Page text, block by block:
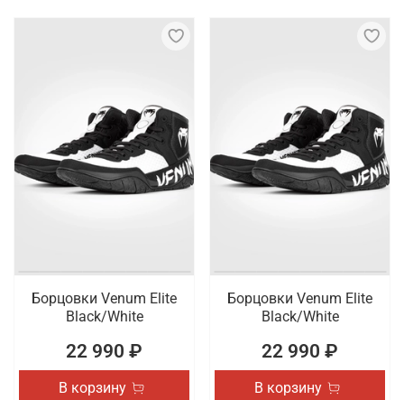
Борцовки Venum Elite
Black/White
22 990 ₽
В корзину
Борцовки Venum Elite
Black/White
22 990 ₽
В корзину